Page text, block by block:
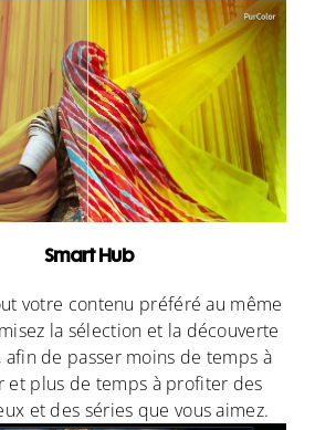
Smart Hub
votre contenu préféré au même
la sélection et la découverte
afin de passer moins de temps à
et plus de temps à profiter des
et des séries que vous aimez.